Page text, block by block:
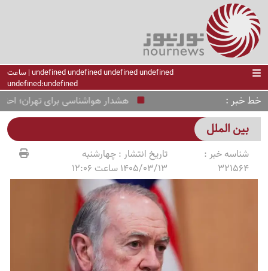
undefined undefined undefined undefined | ساعت
undefined:undefined
خط خبر هشدار هواشناسی برای تهران؛
بین الملل
شناسه خبر :
321564
تاریخ انتشار :چهارشنبه
1405/03/13 ساعت 12:06